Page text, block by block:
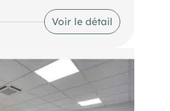
- Champs (A) Route
Voir le détail